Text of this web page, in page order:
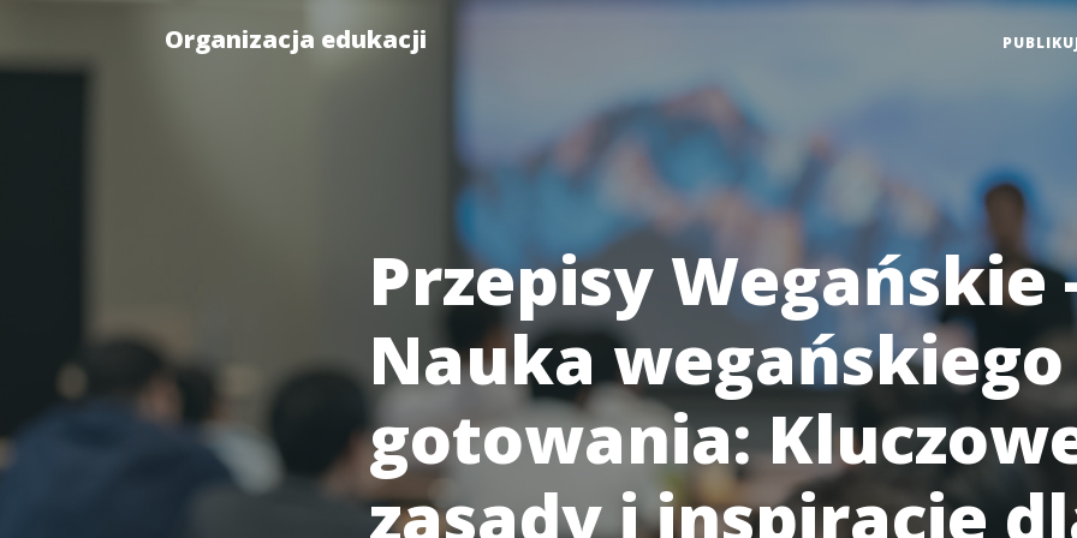
Organizacja edukacji
Przepisy Wegańskie
Nauka wegańskiego
gotowania:
zasady i inspiracje